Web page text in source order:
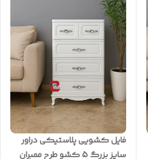
فایل کشویی پلاستیکی دراور
سایز بزرگ 5 کشو طرح ممبران